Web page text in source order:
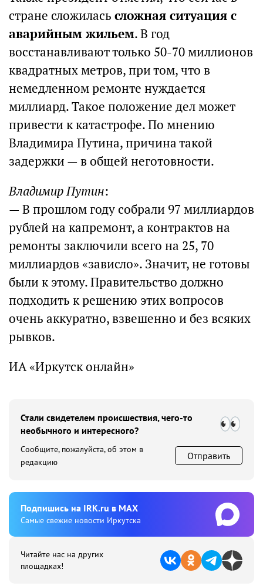
стране сложилась сложная ситуация с
аварийным жильем. В год
восстанавливают только 50-70 миллионов
квадратных метров, при том, что в
немедленном ремонте нуждается
миллиард. Такое положение дел может
привести к катастрофе. По мнению
Владимира Путина, причина такой
задержки — в общей неготовности.
Владимир Путин:
— В прошлом году собрали 97 миллиардов
рублей на капремонт, а контрактов на
ремонты заключили всего на 25, 70
миллиардов «зависло». Значит, не готовы
были к этому. Правительство должно
подходить к решению этих вопросов
очень аккуратно, взвешенно и без всяких
рывков.
ИА «Иркутск онлайн»
Стали свидетелем происшествия, чего-то
необычного и интересного?
Сообщите, пожалуйста, об этом в
редакцию
Отправить
Подпишиcь на IRK.ru в MAX
Cамые свежие новости Иркутска
Читайте нас на других
площадках!